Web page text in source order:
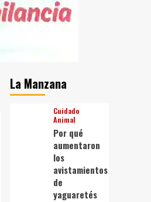
La Manzana
Cuidado
Animal
Por qué
aumentaron
los
avistamientos
de
yaguaretés